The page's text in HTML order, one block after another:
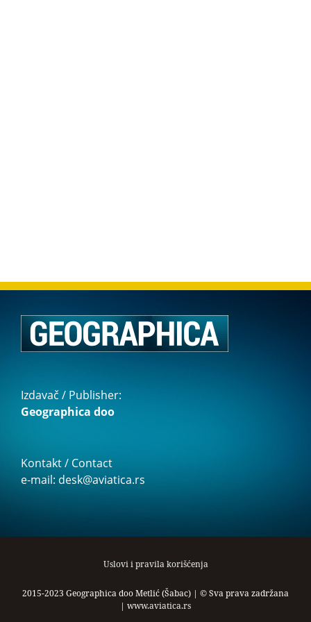
Izdavač / Publisher:
Geographica doo
Kontakt / Contact
e-mail: desk@aviatica.rs
Uslovi i pravila korišćenja
2015-2023 Geographica doo Metlić (Šabac) | © Sva prava zadržana
| www.aviatica.rs